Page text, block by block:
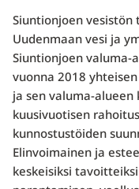
Siuntionjoen vesistön
Uudenmaan vesi ja
Siuntionjoen valuma-
vuonna 2018
ja sen valuma-
kuusivuotisen
kunnostustöiden
Elinvoimainen ja
keskeisiksi